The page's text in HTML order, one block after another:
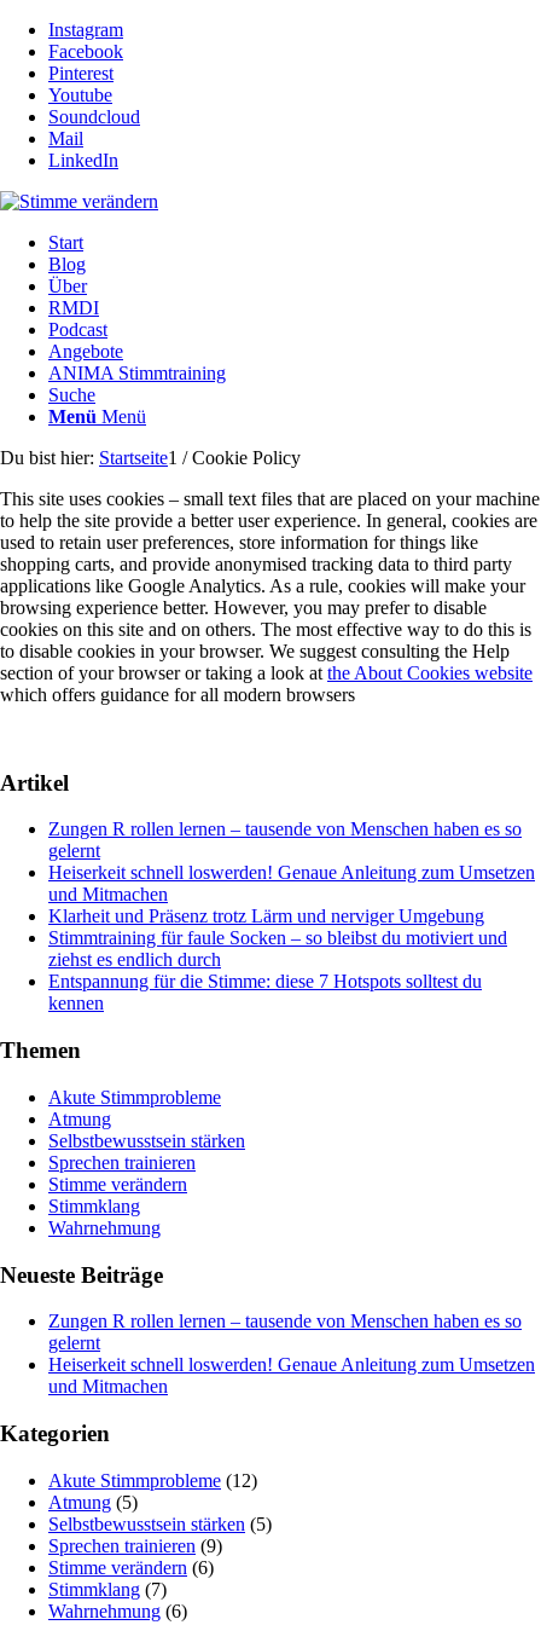
Instagram
Facebook
Pinterest
Youtube
Soundcloud
Mail
LinkedIn
Start
Blog
Über
RMDI
Podcast
Angebote
ANIMA Stimmtraining
Suche
Menü Menü
Du bist hier: Startseite1 / Cookie Policy
This site uses cookies – small text files that are placed on your machine
to help the site provide a better user experience. In general, cookies are
used to retain user preferences, store information for things like
shopping carts, and provide anonymised tracking data to third party
applications like Google Analytics. As a rule, cookies will make your
browsing experience better. However, you may prefer to disable
cookies on this site and on others. The most effective way to do this is
to disable cookies in your browser. We suggest consulting the Help
section of your browser or taking a look at the About Cookies website
which offers guidance for all modern browsers
Artikel
Zungen R rollen lernen – tausende von Menschen haben es so
gelernt
Heiserkeit schnell loswerden! Genaue Anleitung zum Umsetzen
und Mitmachen
Klarheit und Präsenz trotz Lärm und nerviger Umgebung
Stimmtraining für faule Socken – so bleibst du motiviert und
ziehst es endlich durch
Entspannung für die Stimme: diese 7 Hotspots solltest du
kennen
Themen
Akute Stimmprobleme
Atmung
Selbstbewusstsein stärken
Sprechen trainieren
Stimme verändern
Stimmklang
Wahrnehmung
Neueste Beiträge
Zungen R rollen lernen – tausende von Menschen haben es so
gelernt
Heiserkeit schnell loswerden! Genaue Anleitung zum Umsetzen
und Mitmachen
Kategorien
Akute Stimmprobleme (12)
Atmung (5)
Selbstbewusstsein stärken (5)
Sprechen trainieren (9)
Stimme verändern (6)
Stimmklang (7)
Wahrnehmung (6)